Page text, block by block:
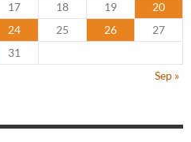
17 18 19
20
24 25 26
27
31
Sep »